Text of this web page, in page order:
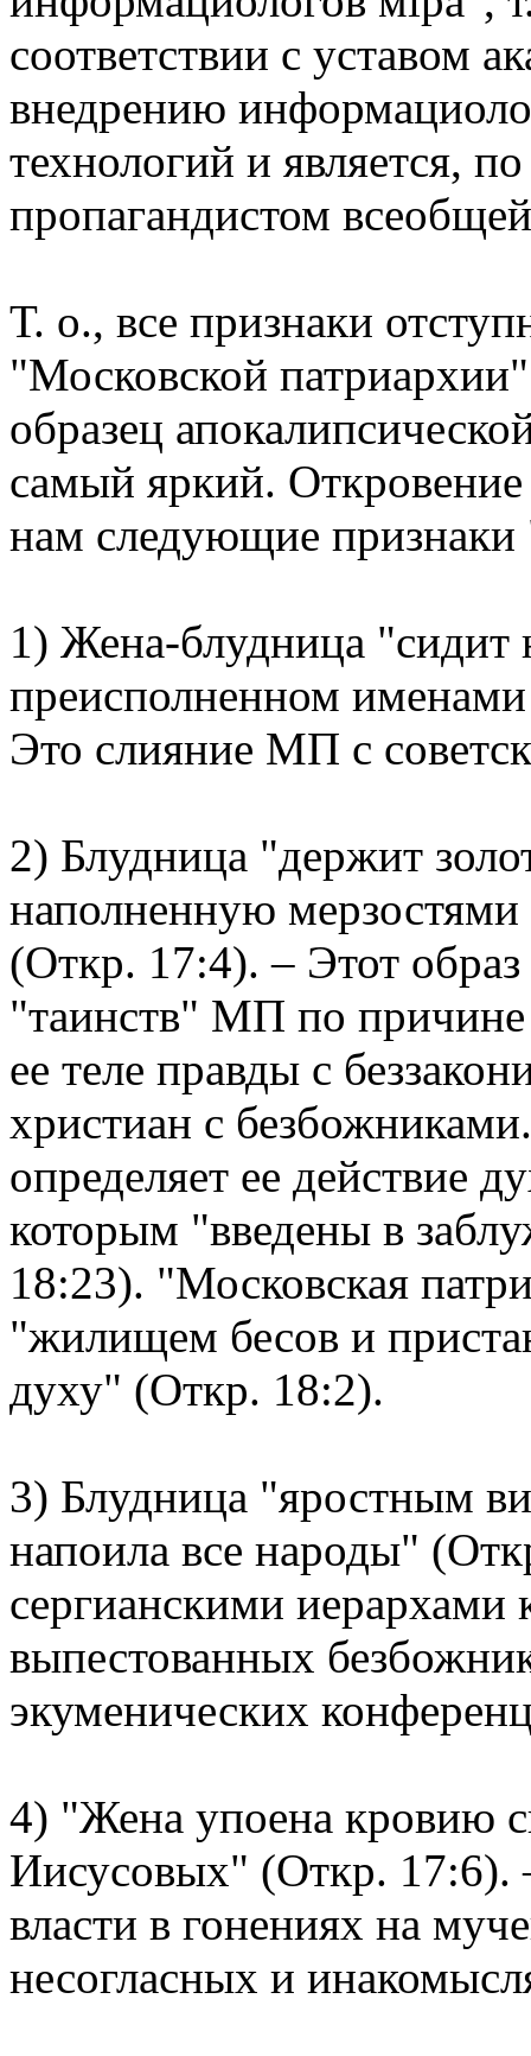
соответствии с уставом
внедрению
технологий и является,
пропагандистом
Т. о., все признаки
"Московской патриархии"
образец
самый яркий. Откровение
нам следующие
1) Жена-блудница "сидит
преисполненном
Это слияние МП с
2) Блудница "держит
наполненную мерзостями
(Откр. 17:4). – Этот образ
"таинств" МП по
ее теле правды с
христиан с
определяет ее действие
которым "введены в
18:23). "Московская
"жилищем бесов и
духу" (Откр. 18:2).
3) Блудница "яростным
напоила все народы"
сергианскими иерархами
выпестованных
экуменических
4) "Жена упоена кровию
Иисусовых" (Откр. 17:6).
власти в гонениях на
несогласных и